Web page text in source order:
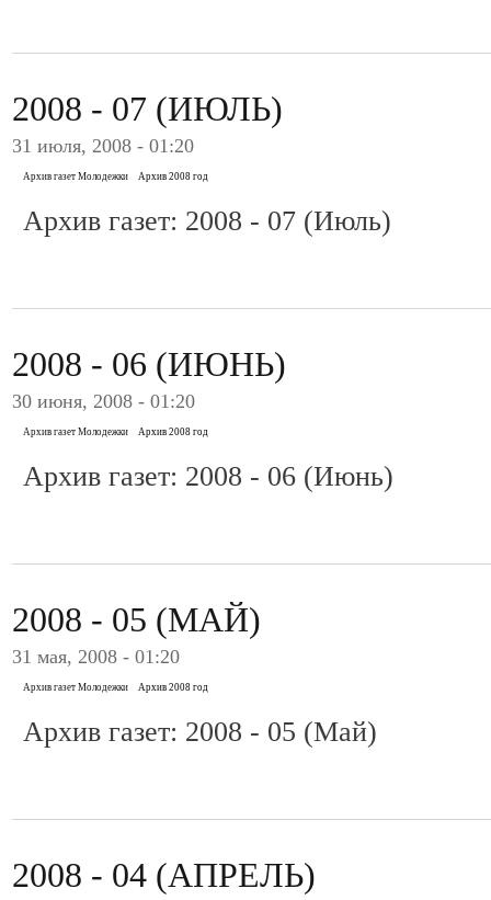
2008 - 07 (ИЮЛЬ)
31 июля, 2008 - 01:20
Архив газет Молодежки Архив 2008 год
Архив газет: 2008 - 07 (Июль)
2008 - 06 (ИЮНЬ)
30 июня, 2008 - 01:20
Архив газет Молодежки Архив 2008 год
Архив газет: 2008 - 06 (Июнь)
2008 - 05 (МАЙ)
31 мая, 2008 - 01:20
Архив газет Молодежки Архив 2008 год
Архив газет: 2008 - 05 (Май)
2008 - 04 (АПРЕЛЬ)